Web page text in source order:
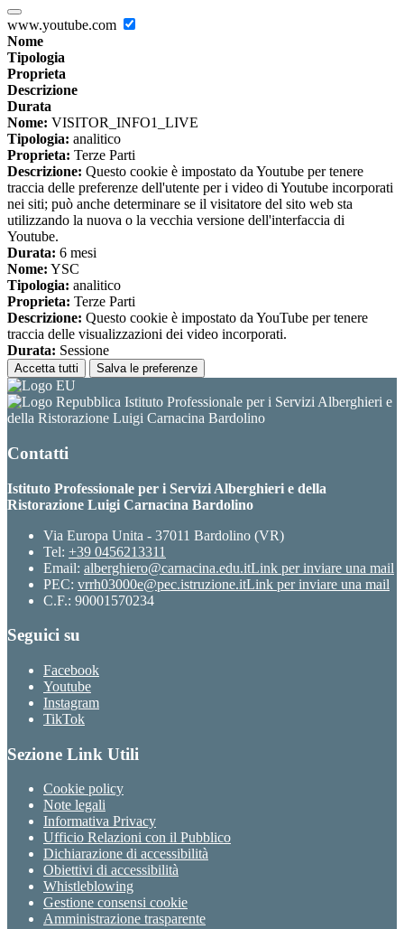
www.youtube.com
Nome
Tipologia
Proprieta
Descrizione
Durata
Nome: VISITOR_INFO1_LIVE
Tipologia: analitico
Proprieta: Terze Parti
Descrizione: Questo cookie è impostato da Youtube per tenere
traccia delle preferenze dell'utente per i video di Youtube incorporati
nei siti; può anche determinare se il visitatore del sito web sta
utilizzando la nuova o la vecchia versione dell'interfaccia di
Youtube.
Durata: 6 mesi
Nome: YSC
Tipologia: analitico
Proprieta: Terze Parti
Descrizione: Questo cookie è impostato da YouTube per tenere
traccia delle visualizzazioni dei video incorporati.
Durata: Sessione
Accetta tutti Salva le preferenze
Istituto Professionale per i Servizi Alberghieri e
della Ristorazione Luigi Carnacina Bardolino
Contatti
Istituto Professionale per i Servizi Alberghieri e della
Ristorazione Luigi Carnacina Bardolino
Via Europa Unita - 37011 Bardolino (VR)
Tel: +39 0456213311
Email: alberghiero@carnacina.edu.itLink per inviare una mail
PEC: vrrh03000e@pec.istruzione.itLink per inviare una mail
C.F.: 90001570234
Seguici su
Facebook
Youtube
Instagram
TikTok
Sezione Link Utili
Cookie policy
Note legali
Informativa Privacy
Ufficio Relazioni con il Pubblico
Dichiarazione di accessibilità
Obiettivi di accessibilità
Whistleblowing
Gestione consensi cookie
Amministrazione trasparente